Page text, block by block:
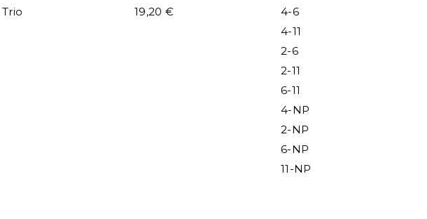
Trio 19,20 €
4-6
4-11
2-6
2-11
6-11
4-NP
2-NP
6-NP
11-NP